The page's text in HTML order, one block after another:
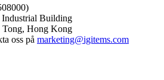
Building
Tong, Hong Kong
oss på marketing@igitems.com